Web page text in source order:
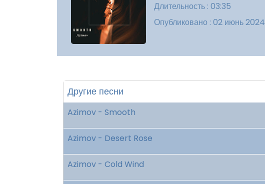
Длительность : 03:35
Опубликовано : 02 июнь 2024
Другие песни
Azimov - Smooth
Azimov - Desert Rose
Azimov - Cold Wind